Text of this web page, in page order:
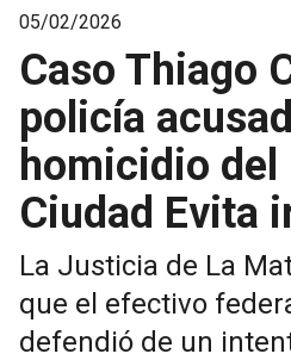
05/02/2026
Caso Thiago
policía
homicidio del
Ciudad Evita
La Justicia de La
que el efectivo
defendió de un